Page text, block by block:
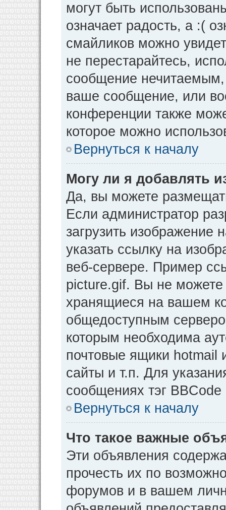
могут быть
означает радость, а :(
смайликов можно
не перестарайтесь,
сообщение нечитаемым,
ваше сообщение, или
конференции также
которое можно
Вернуться к началу
Могу ли я добавлять
Да, вы можете
Если администратор
загрузить
указать ссылку на
веб-сервере. Пример
picture.gif. Вы не можете
хранящиеся на вашем
общедоступным
которым необходима
почтовые ящики
сайты и т.п. Для
сообщениях тэг BBCode
Вернуться к началу
Что такое важные
Эти объявления
прочесть их по
форумов и в вашем